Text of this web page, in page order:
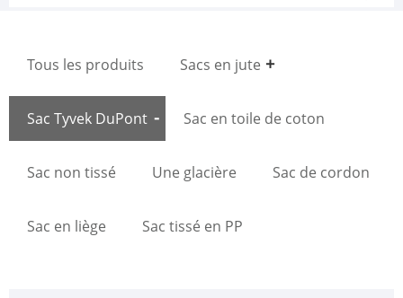
Tous les produits Sacs en jute
Sac Tyvek DuPont Sac en toile de coton
Sac non tissé Une glacière Sac de cordon
Sac en liège Sac tissé en PP